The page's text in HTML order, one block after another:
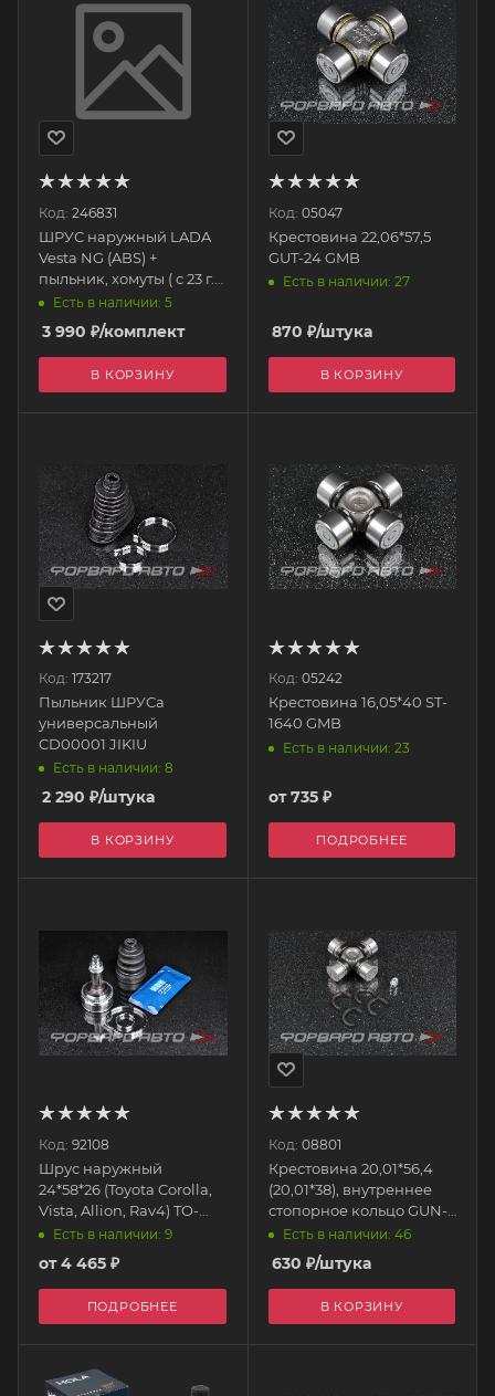
Код: 246831
ШРУС наружный LADA
Vesta NG (ABS) +
пыльник, хомуты ( с 23 г.)
8460013741 АвтоВАЗ
Есть в наличии: 5
3 990 ₽/комплект
В КОРЗИНУ
Код: 05047
Крестовина 22,06*57,5
GUT-24 GMB
Есть в наличии: 27
870 ₽/штука
В КОРЗИНУ
Код: 173217
Пыльник ШРУСа
универсальный
CD00001 JIKIU
Есть в наличии: 8
2 290 ₽/штука
В КОРЗИНУ
Код: 05242
Крестовина 16,05*40 ST-
1640 GMB
Есть в наличии: 23
от735 ₽
ПОДРОБНЕЕ
Код: 92108
Шрус наружный
24*58*26 (Toyota Corolla,
Vista, Allion, Rav4) TO-
055A48 HDK
Есть в наличии: 9
от4 465 ₽
ПОДРОБНЕЕ
Код: 08801
Крестовина 20,01*56,4
(20,01*38), внутреннее
стопорное кольцо GUN-
28 GMB
Есть в наличии: 46
630 ₽/штука
В КОРЗИНУ